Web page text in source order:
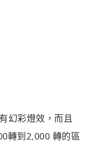
幻彩燈效，而且
轉到2,000 轉的區